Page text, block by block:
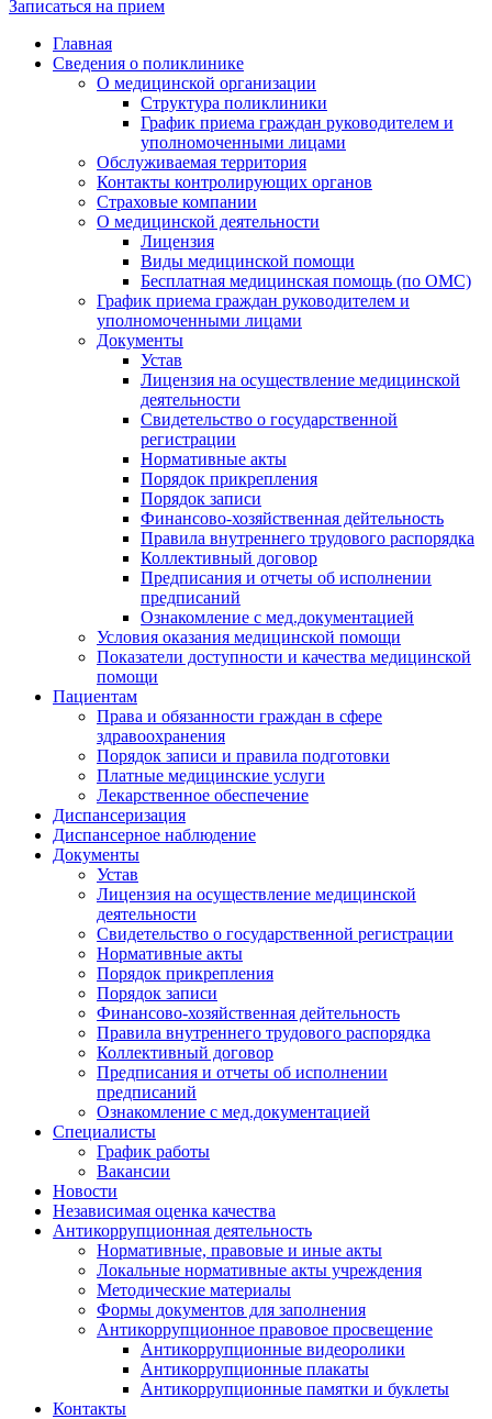
Записаться на прием
Главная
Сведения о поликлинике
О медицинской организации
Структура поликлиники
График приема граждан руководителем и
уполномоченными лицами
Обслуживаемая территория
Контакты контролирующих органов
Страховые компании
О медицинской деятельности
Лицензия
Виды медицинской помощи
Бесплатная медицинская помощь (по ОМС)
График приема граждан руководителем и
уполномоченными лицами
Документы
Устав
Лицензия на осуществление медицинской
деятельности
Свидетельство о государственной
регистрации
Нормативные акты
Порядок прикрепления
Порядок записи
Финансово-хозяйственная дейтельность
Правила внутреннего трудового распорядка
Коллективный договор
Предписания и отчеты об исполнении
предписаний
Ознакомление с мед.документацией
Условия оказания медицинской помощи
Показатели доступности и качества медицинской
помощи
Пациентам
Права и обязанности граждан в сфере
здравоохранения
Порядок записи и правила подготовки
Платные медицинские услуги
Лекарственное обеспечение
Диспансеризация
Диспансерное наблюдение
Документы
Устав
Лицензия на осуществление медицинской
деятельности
Свидетельство о государственной регистрации
Нормативные акты
Порядок прикрепления
Порядок записи
Финансово-хозяйственная дейтельность
Правила внутреннего трудового распорядка
Коллективный договор
Предписания и отчеты об исполнении
предписаний
Ознакомление с мед.документацией
Специалисты
График работы
Вакансии
Новости
Независимая оценка качества
Антикоррупционная деятельность
Нормативные, правовые и иные акты
Локальные нормативные акты учреждения
Методические материалы
Формы документов для заполнения
Антикоррупционное правовое просвещение
Антикоррупционные видеоролики
Антикоррупционные плакаты
Антикоррупционные памятки и буклеты
Контакты